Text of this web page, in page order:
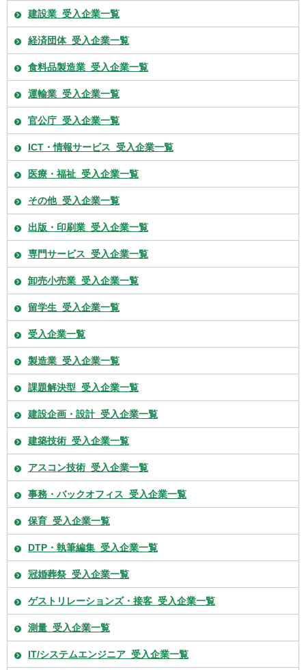
建設業_受入企業一覧
経済団体_受入企業一覧
食料品製造業_受入企業一覧
運輸業_受入企業一覧
官公庁_受入企業一覧
ICT・情報サービス_受入企業一覧
医療・福祉_受入企業一覧
その他_受入企業一覧
出版・印刷業_受入企業一覧
専門サービス_受入企業一覧
卸売小売業_受入企業一覧
留学生_受入企業一覧
受入企業一覧
製造業_受入企業一覧
課題解決型_受入企業一覧
建設企画・設計_受入企業一覧
建築技術_受入企業一覧
アスコン技術_受入企業一覧
事務・バックオフィス_受入企業一覧
保育_受入企業一覧
DTP・執筆編集_受入企業一覧
冠婚葬祭_受入企業一覧
ゲストリレーションズ・接客_受入企業一覧
測量_受入企業一覧
IT/システムエンジニア_受入企業一覧